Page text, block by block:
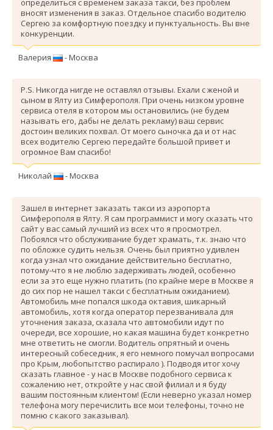
вносят изменения в заказ. Отдельное спасибо водителю
Сергею за комфортную поездку и пунктуальность. Вы вне
конкуренции.
Валерия - Москва
P.S. Никогда нигде не оставлял отзывы. Ехали с женой и
сыном в Ялту из Симферополя. При очень низком уровне
сервиса отеля в котором мы остановились (не будем
называть его, дабы не делать рекламу) ваш сервис
достоин великих похвал. От моего сыночка да и от нас
всех водителю Сергею передайте большой привет и
огромное Вам спасибо!
Николай - Москва
Зашел в интернет заказать такси из аэропорта
Симферополя в Ялту. Я сам программист и могу сказать что
сайт у вас самый лучший из всех что я просмотрел.
Побоялся что обслуживание будет храмать, т.к. знаю что
по обложке судить нельзя. Очень был приятно удивлен
когда узнал что ожидание действительно бесплатно,
потому-что я не люблю задерживать людей, особенно
если за это еще нужно платить (по крайне мере в Москве я
до сих пор не нашел такси с бесплатным ожиданием).
Автомобиль мне попался шкода октавия, шикарный
автомобиль, хотя когда оператор перезванивала для
уточнения заказа, сказала что автомобили идут по
очереди, все хорошие, но какая машина будет конкретно
мне ответить не смогли. Водитель опрятный и очень
интересный собеседник, я его немного помучал вопросами
про Крым, любопытство распирало ). Подводя итог хочу
сказать главное - у нас в Москве подобного сервиса к
сожалению нет, откройте у нас свой филиал и я буду
вашим постоянным клиентом! (Если неверно указал номер
телефона могу перечислить все мои телефоны, точно не
помню с какого заказывал).